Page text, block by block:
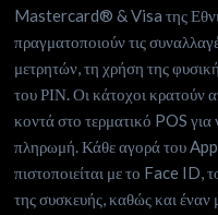
Mastercard® & Visa της
πραγματοποιούν τις
μετρητών, τη χρήση της
του ΡΙΝ. Οι κάτοχοι
κοντά στο τερματικό POS
πληρωμή. Κάθε αγορά του
πιστοποιείται με το Face
της συσκευής, καθώς και